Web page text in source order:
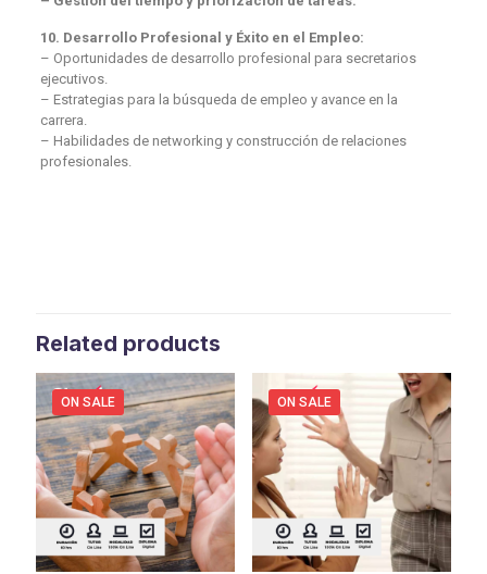
10. Desarrollo Profesional y Éxito en el Empleo:
– Oportunidades de desarrollo profesional para secretarios
ejecutivos.
– Estrategias para la búsqueda de empleo y avance en la
carrera.
– Habilidades de networking y construcción de relaciones
profesionales.
Related products
ON SALE ON SALE